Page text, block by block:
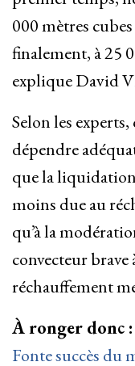
000 mètres
finalement, à 25
explique David
Selon les
dépendre
que la
moins due au
qu’à la
convecteur brave
réchauffement
À ronger donc :
Fonte succès du